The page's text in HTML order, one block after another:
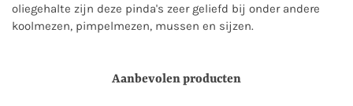
oliegehalte zijn deze pinda's zeer geliefd bij onder andere
koolmezen, pimpelmezen, mussen en sijzen.
Aanbevolen producten